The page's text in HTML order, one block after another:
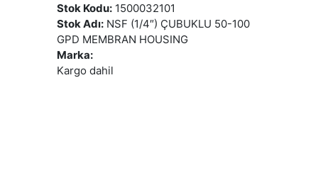
Stok Kodu: 1500032101
Stok Adı: NSF (1/4″) ÇUBUKLU 50-100
GPD MEMBRAN HOUSING
Marka:
Kargo dahil